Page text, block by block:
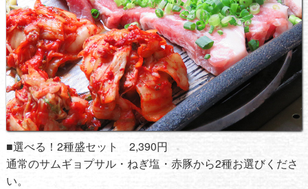
■選べる！2種盛セット 2,390円
通常のサムギョプサル・ねぎ塩・赤豚から2種お選びくださ
い。